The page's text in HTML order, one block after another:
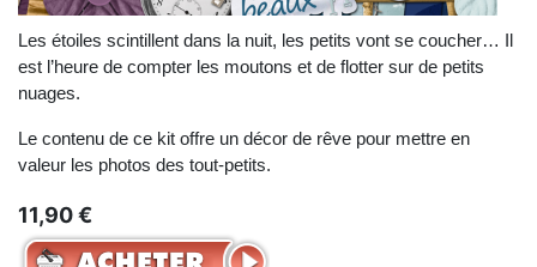
Les étoiles scintillent dans la nuit, les petits vont se coucher… Il
est l’heure de compter les moutons et de flotter sur de petits
nuages.
Le contenu de ce kit offre un décor de rêve pour mettre en
valeur les photos des tout-petits.
11,90 €